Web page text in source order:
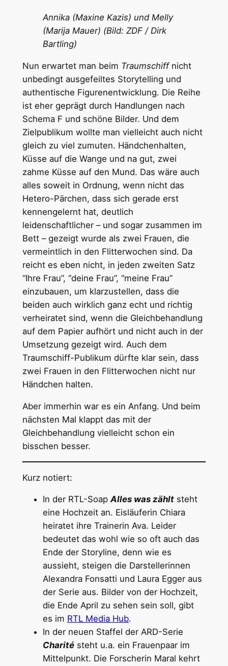
Annika (Maxine Kazis) und Melly
(Marija Mauer) (Bild: ZDF / Dirk
Bartling)
Nun erwartet man beim Traumschiffnicht
unbedingt ausgefeiltes Storytelling und
authentische Figurenentwicklung. Die Reihe
ist eher geprägt durch Handlungen nach
Schema F und schöne Bilder. Und dem
Zielpublikum wollte man vielleicht auch nicht
gleich zu viel zumuten. Händchenhalten,
Küsse auf die Wange und na gut, zwei
zahme Küsse auf den Mund. Das wäre auch
alles soweit in Ordnung, wenn nicht das
Hetero-Pärchen, dass sich gerade erst
kennengelernt hat, deutlich
leidenschaftlicher – und sogar zusammen im
Bett – gezeigt wurde als zwei Frauen, die
vermeintlich in den Flitterwochen sind. Da
reicht es eben nicht, in jeden zweiten Satz
“Ihre Frau”, “deine Frau”, “meine Frau”
einzubauen, um klarzustellen, dass die
beiden auch wirklich ganz echt und richtig
verheiratet sind, wenn die Gleichbehandlung
auf dem Papier aufhört und nicht auch in der
Umsetzung gezeigt wird. Auch dem
Traumschiff-Publikum dürfte klar sein, dass
zwei Frauen in den Flitterwochen nicht nur
Händchen halten.
Aber immerhin war es ein Anfang. Und beim
nächsten Mal klappt das mit der
Gleichbehandlung vielleicht schon ein
bisschen besser.
Kurz notiert:
In der RTL-SoapAlles was zähltsteht
eine Hochzeit an. Eisläuferin Chiara
heiratet ihre Trainerin Ava. Leider
bedeutet das wohl wie so oft auch das
Ende der Storyline, denn wie es
aussieht, steigen die Darstellerinnen
Alexandra Fonsatti und Laura Egger aus
der Serie aus. Bilder von der Hochzeit,
die Ende April zu sehen sein soll, gibt
es im RTL Media Hub.
In der neuen Staffel der ARD-Serie
Charitésteht u.a. ein Frauenpaar im
Mittelpunkt. Die Forscherin Maral kehrt